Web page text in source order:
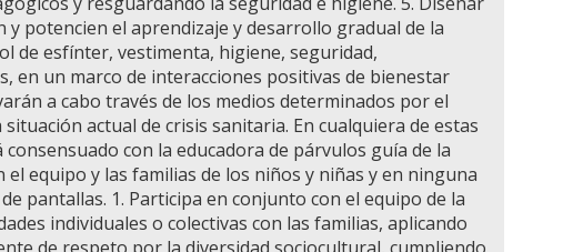
potencien el aprendizaje y desarrollo gradual de la
de esfínter, vestimenta, higiene, seguridad,
en un marco de interacciones positivas de bienestar
a cabo través de los medios determinados por el
actual de crisis sanitaria. En cualquiera de estas
con la educadora de párvulos guía de la
equipo y las familias de los niños y niñas y en ninguna
pantallas. 1. Participa en conjunto con el equipo de la
individuales o colectivas con las familias, aplicando